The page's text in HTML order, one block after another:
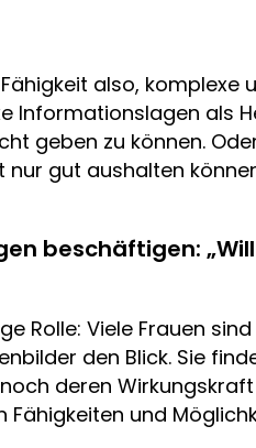
also, komplexe
Informationslagen als
geben zu können.
gut aushalten
beschäftigen:
Rolle: Viele Frauen
den Blick. Sie
deren
und